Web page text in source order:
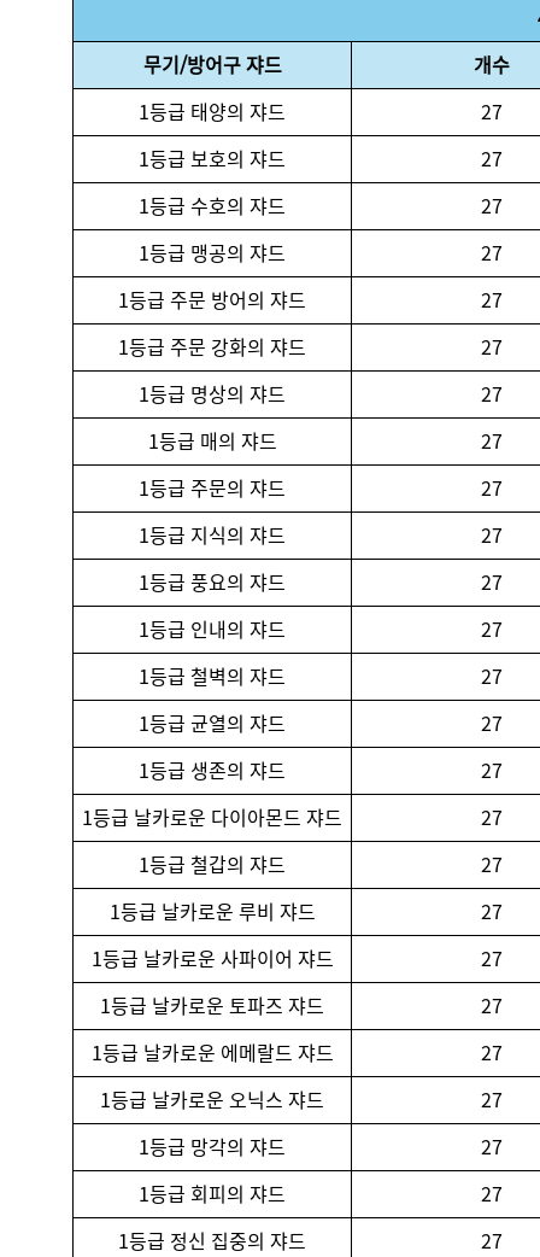
무기/방어구 쟈드
개수
1등급 태양의 쟈드
27
1등급 보호의 쟈드
27
1등급 수호의 쟈드
27
1등급 맹공의 쟈드
27
1등급 주문 방어의 쟈드
27
1등급 주문 강화의 쟈드
27
1등급 명상의 쟈드
27
1등급 매의 쟈드
27
1등급 주문의 쟈드
27
1등급 지식의 쟈드
27
1등급 풍요의 쟈드
27
1등급 인내의 쟈드
27
1등급 철벽의 쟈드
27
1등급 균열의 쟈드
27
1등급 생존의 쟈드
27
1등급 날카로운 다이아몬드 쟈드
27
1등급 철갑의 쟈드
27
1등급 날카로운 루비 쟈드
27
1등급 날카로운 사파이어 쟈드
27
1등급 날카로운 토파즈 쟈드
27
1등급 날카로운 에메랄드 쟈드
27
1등급 날카로운 오닉스 쟈드
27
1등급 망각의 쟈드
27
1등급 회피의 쟈드
27
1등급 정신 집중의 쟈드
27